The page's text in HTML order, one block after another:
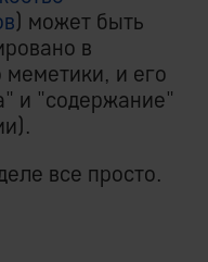
) может быть
в
меметики, и его
и "содержание"
все просто.